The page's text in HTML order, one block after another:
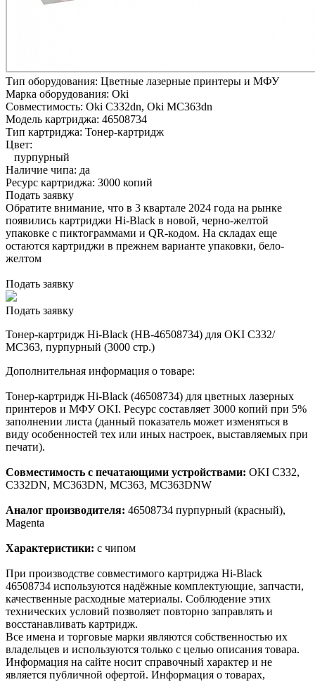
Тип оборудования: Цветные лазерные принтеры и МФУ
Марка оборудования: Oki
Совместимость: Oki C332dn, Oki MC363dn
Модель картриджа: 46508734
Тип картриджа: Тонер-картридж
Цвет:
пурпурный
Наличие чипа: да
Ресурс картриджа: 3000 копий
Подать заявку
Обратите внимание, что в 3 квартале 2024 года на рынке
появились картриджи Hi-Black в новой, черно-желтой
упаковке с пиктограммами и QR-кодом. На складах еще
остаются картриджи в прежнем варианте упаковки, бело-
желтом
Подать заявку
Подать заявку
Тонер-картридж Hi-Black (HB-46508734) для OKI C332/
MC363, пурпурный (3000 стр.)
Дополнительная информация о товаре:
Тонер-картридж Hi-Black (46508734) для цветных лазерных
принтеров и МФУ OKI. Ресурс составляет 3000 копий при 5%
заполнении листа (данный показатель может изменяться в
виду особенностей тех или иных настроек, выставляемых при
печати).
Совместимость с печатающими устройствами: OKI C332,
C332DN, MC363DN, MC363, MC363DNW
Аналог производителя: 46508734 пурпурный (красный),
Magenta
Характеристики: с чипом
При производстве совместимого картриджа Hi-Black
46508734 используются надёжные комплектующие, запчасти,
качественные расходные материалы. Соблюдение этих
технических условий позволяет повторно заправлять и
восстанавливать картридж.
Все имена и торговые марки являются собственностью их
владельцев и используются только с целью описания товара.
Информация на сайте носит справочный характер и не
является публичной офертой. Информация о товарах,